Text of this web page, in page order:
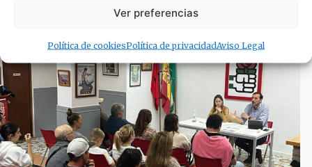
Ver preferencias
Política de cookiesPolítica de privacidadAviso Legal